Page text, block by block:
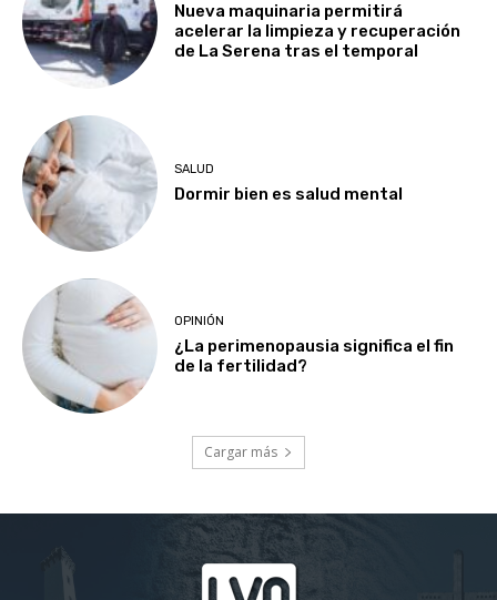
Nueva maquinaria permitirá
acelerar la limpieza y recuperación
de La Serena tras el temporal
SALUD
Dormir bien es salud mental
OPINIÓN
¿La perimenopausia significa el fin
de la fertilidad?
Cargar más